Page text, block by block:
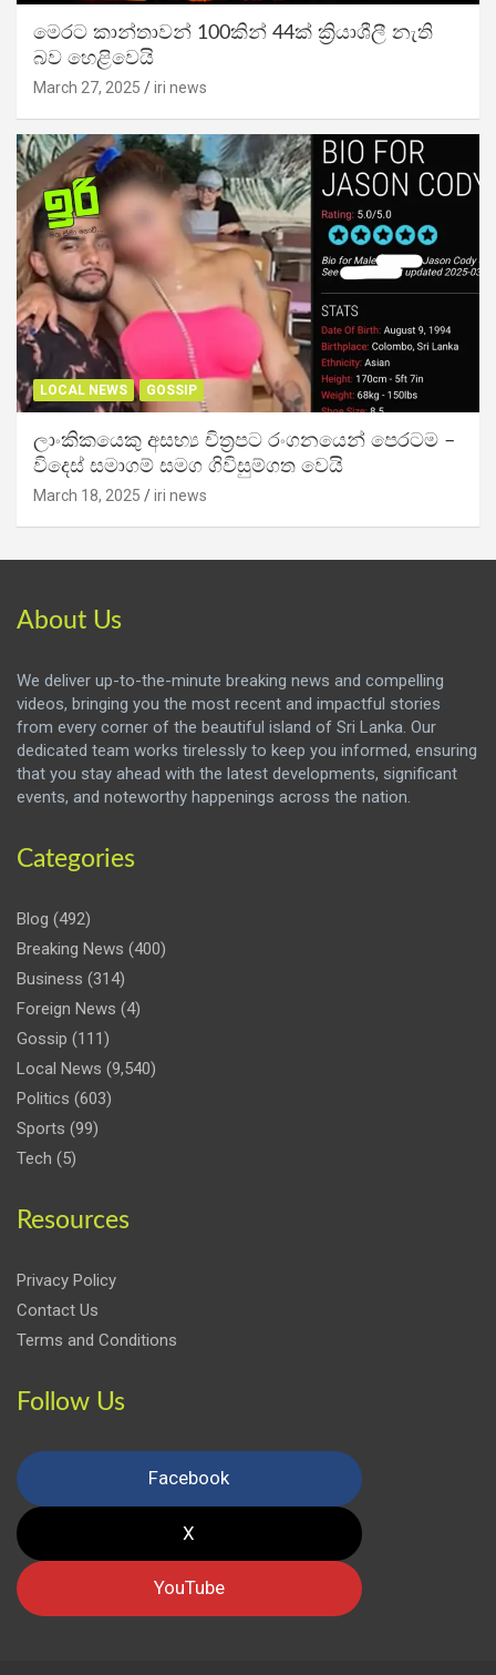
මෙරට කාන්තාවන් 100කින් 44ක් ක්‍රියාශීලී නැති
බව හෙළිවෙයි
March 27, 2025 iri news
LOCAL NEWS GOSSIP
ලාංකිකයෙකු අසභ්‍ය චිත්‍රපට රංගනයෙන් පෙරටම –
විදෙස් සමාගම් සමග ගිවිසුම්ගත වෙයි
March 18, 2025 iri news
About Us
We deliver up-to-the-minute breaking news and compelling
videos, bringing you the most recent and impactful stories
from every corner of the beautiful island of Sri Lanka. Our
dedicated team works tirelessly to keep you informed, ensuring
that you stay ahead with the latest developments, significant
events, and noteworthy happenings across the nation.
Categories
Blog (492)
Breaking News (400)
Business (314)
Foreign News (4)
Gossip (111)
Local News (9,540)
Politics (603)
Sports (99)
Tech (5)
Resources
Privacy Policy
Contact Us
Terms and Conditions
Follow Us
Facebook
X
YouTube